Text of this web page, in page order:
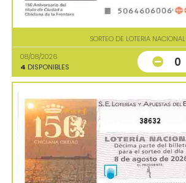
SORTEO DE LOTERIA NACIONAL
08/08/2026
4 DISPONIBLES 0
38632